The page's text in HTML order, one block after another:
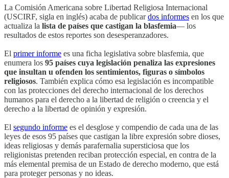
La Comisión Americana sobre Libertad Religiosa Internacional
(USCIRF, sigla en inglés) acaba de publicardos informes en los que
actualiza la lista de países que castigan la blasfemia— los
resultados de estos reportes son desesperanzadores.
El primer informe es una ficha legislativa sobre blasfemia, que
enumera los 95 países cuya legislación penaliza las expresiones
que insultan u ofenden los sentimientos, figuras o símbolos
religiosos. También explica cómo esa legislación es incompatible
con las protecciones del derecho internacional de los derechos
humanos para el derecho a la libertad de religión o creencia y el
derecho a la libertad de opinión y expresión.
El segundo informe es el desglose y compendio de cada una de las
leyes de esos 95 países que castigan la libre expresión sobre dioses,
ideas religiosas y demás parafernalia supersticiosa que los
religionistas pretenden reciban protección especial, en contra de la
más elemental premisa de un Estado de derecho moderno, que está
para proteger personas y no ideas.